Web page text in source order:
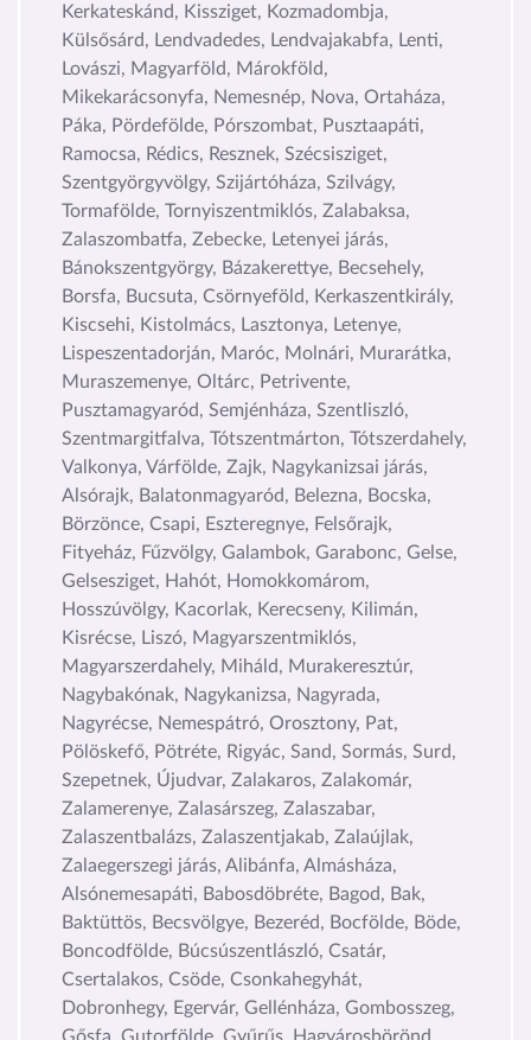
Kerkateskánd, Kissziget, Kozmadombja,
Külsősárd, Lendvadedes, Lendvajakabfa, Lenti,
Lovászi, Magyarföld, Márokföld,
Mikekarácsonyfa, Nemesnép, Nova, Ortaháza,
Páka, Pördefölde, Pórszombat, Pusztaapáti,
Ramocsa, Rédics, Resznek, Szécsisziget,
Szentgyörgyvölgy, Szijártóháza, Szilvágy,
Tormafölde, Tornyiszentmiklós, Zalabaksa,
Zalaszombatfa, Zebecke, Letenyei járás,
Bánokszentgyörgy, Bázakerettye, Becsehely,
Borsfa, Bucsuta, Csörnyeföld, Kerkaszentkirály,
Kiscsehi, Kistolmács, Lasztonya, Letenye,
Lispeszentadorján, Maróc, Molnári, Murarátka,
Muraszemenye, Oltárc, Petrivente,
Pusztamagyaród, Semjénháza, Szentliszló,
Szentmargitfalva, Tótszentmárton, Tótszerdahely,
Valkonya, Várfölde, Zajk, Nagykanizsai járás,
Alsórajk, Balatonmagyaród, Belezna, Bocska,
Börzönce, Csapi, Eszteregnye, Felsőrajk,
Fityeház, Fűzvölgy, Galambok, Garabonc, Gelse,
Gelsesziget, Hahót, Homokkomárom,
Hosszúvölgy, Kacorlak, Kerecseny, Kilimán,
Kisrécse, Liszó, Magyarszentmiklós,
Magyarszerdahely, Miháld, Murakeresztúr,
Nagybakónak, Nagykanizsa, Nagyrada,
Nagyrécse, Nemespátró, Orosztony, Pat,
Pölöskefő, Pötréte, Rigyác, Sand, Sormás, Surd,
Szepetnek, Újudvar, Zalakaros, Zalakomár,
Zalamerenye, Zalasárszeg, Zalaszabar,
Zalaszentbalázs, Zalaszentjakab, Zalaújlak,
Zalaegerszegi járás, Alibánfa, Almásháza,
Alsónemesapáti, Babosdöbréte, Bagod, Bak,
Baktüttös, Becsvölgye, Bezeréd, Bocfölde, Böde,
Boncodfölde, Búcsúszentlászló, Csatár,
Csertalakos, Csöde, Csonkahegyhát,
Dobronhegy, Egervár, Gellénháza, Gombosszeg,